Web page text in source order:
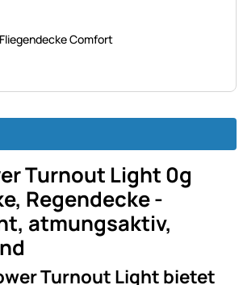
abgegeben
Comfort
Turnout Light 0g
Regendecke -
atmungsaktiv,
Turnout Light bietet